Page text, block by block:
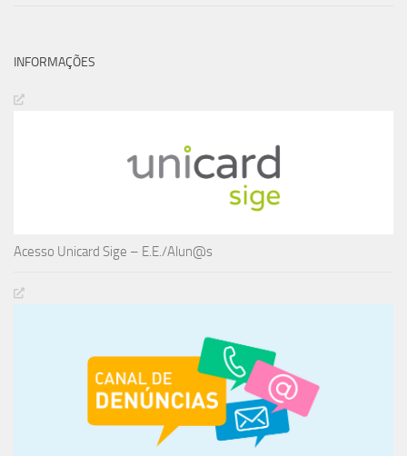
INFORMAÇÕES
Acesso Unicard Sige – E.E./Alun@s